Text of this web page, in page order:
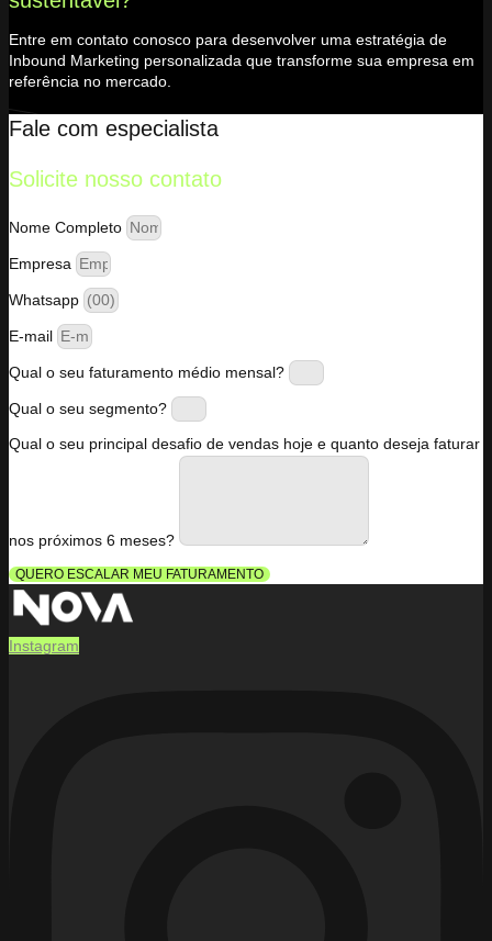
Entre em contato conosco para desenvolver uma estratégia de
Inbound Marketing personalizada que transforme sua empresa em
referência no mercado.
Fale com especialista
Solicite nosso contato
Nome Completo
Empresa
Whatsapp
E-mail
Qual o seu faturamento médio mensal?
Qual o seu segmento?
Qual o seu principal desafio de vendas hoje e quanto deseja faturar
nos próximos 6 meses?
QUERO ESCALAR MEU FATURAMENTO
Instagram